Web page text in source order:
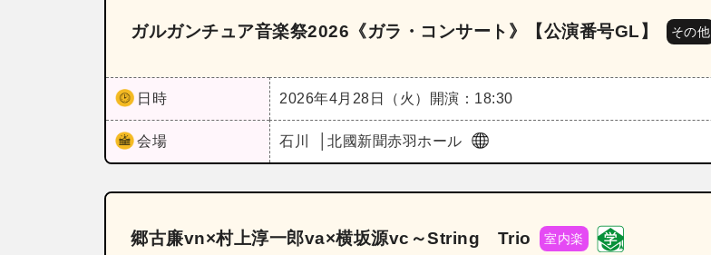
ガルガンチュア音楽祭2026《ガラ・コンサート》【公演番号GL】 その他
日時 2026年4月28日（火） 開演：18:30
会場 石川 北國新聞赤羽ホール
郷古廉vn×村上淳一郎va×横坂源vc～String Trio 室内楽